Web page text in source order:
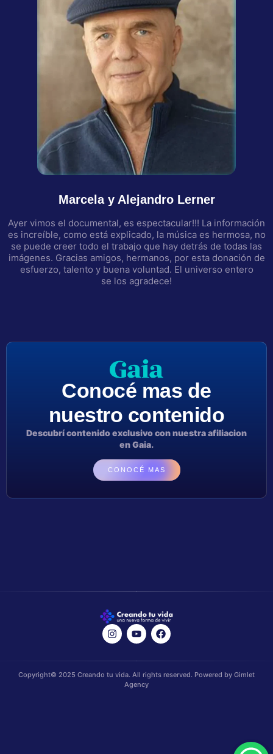
Marcela y Alejandro Lerner
Ayer vimos el documental, es espectacular!!! La información
es increíble, como está explicado, la música es hermosa, no
se puede creer todo el trabajo que hay detrás de todas las
imágenes. Gracias amigos, hermanos, por esta donación de
esfuerzo, talento y buena voluntad. El universo entero
se los agradece!
Conocé mas de
nuestro contenido
Descubrí contenido exclusivo con nuestra afiliacion
en Gaia.
CONOCÉ MAS
Copyright© 2025 Creando tu vida. All rights reserved. Powered by Gimlet
Agency